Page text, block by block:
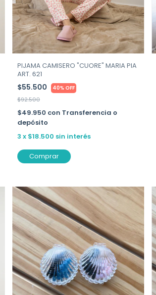
PIJAMA CAMISERO "CUORE" MARIA PIA
ART. 621
$55.500 40% OFF
$92.500
$49.950 con Transferencia o
depósito
3 x $18.500 sin interés
Comprar